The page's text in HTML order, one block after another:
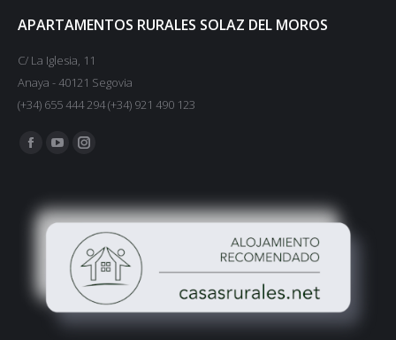
APARTAMENTOS RURALES SOLAZ DEL MOROS
C/ La Iglesia, 11
Anaya - 40121 Segovia
(+34) 655 444 294 (+34) 921 490 123
Encuéntranos en:
FacebookYouTubeInstagram